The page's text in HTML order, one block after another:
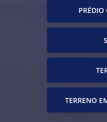
PRÉDIO
TERRENO